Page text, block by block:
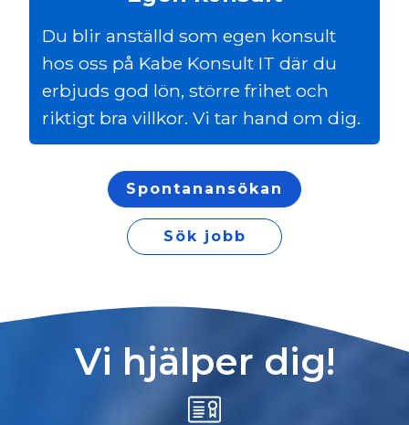
Du blir anställd som egen konsult
hos oss på Kabe Konsult IT där du
erbjuds god lön, större frihet och
riktigt bra villkor. Vi tar hand om dig.
Spontanansökan
Sök jobb
Vi hjälper dig!